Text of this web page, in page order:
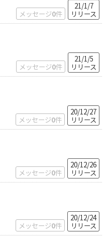
メッセージ0件
21/1/7
リリース
メッセージ0件
21/1/5
リリース
メッセージ0件
20/12/27
リリース
メッセージ0件
20/12/26
リリース
メッセージ0件
20/12/24
リリース